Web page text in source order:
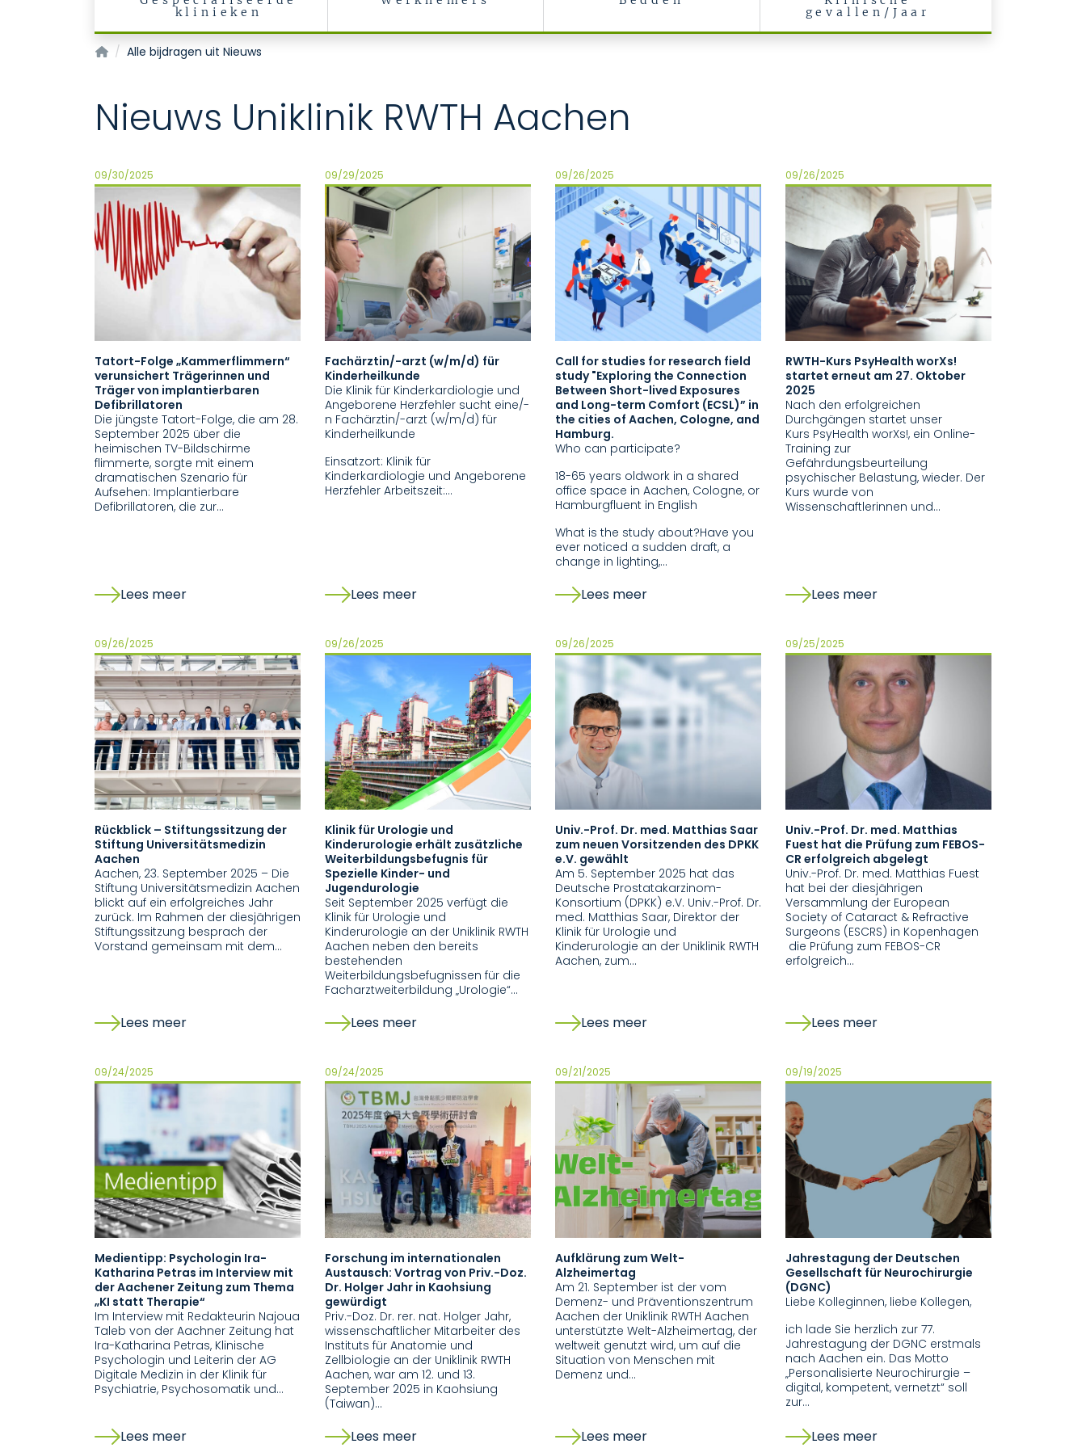
klinieken
gevallen/Jaar
Startpagina
Alle bijdragen uit Nieuws
Nieuws Uniklinik RWTH Aachen
09/30/2025
Tatort-Folge „Kammerflimmern“
verunsichert Trägerinnen und
Träger von implantierbaren
Defibrillatoren
Die jüngste Tatort-Folge, die am 28.
September 2025 über die
heimischen TV-Bildschirme
flimmerte, sorgte mit einem
dramatischen Szenario für
Aufsehen: Implantierbare
Defibrillatoren, die zur…
Lees meer
09/29/2025
Fachärztin/-arzt (w/m/d) für
Kinderheilkunde
Die Klinik für Kinderkardiologie und
Angeborene Herzfehler sucht eine/-
n Fachärztin/-arzt (w/m/d) für
Kinderheilkunde
Einsatzort: Klinik für
Kinderkardiologie und Angeborene
Herzfehler Arbeitszeit:…
Lees meer
09/26/2025
Call for studies for research field
study "Exploring the Connection
Between Short-lived Exposures
and Long-term Comfort (ECSL)” in
the cities of Aachen, Cologne, and
Hamburg.
Who can participate?
18-65 years oldwork in a shared
office space in Aachen, Cologne, or
Hamburgfluent in English
What is the study about?Have you
ever noticed a sudden draft, a
change in lighting,…
Lees meer
09/26/2025
RWTH-Kurs PsyHealth worXs!
startet erneut am 27. Oktober
2025
Nach den erfolgreichen
Durchgängen startet unser
Kurs PsyHealth worXs!, ein Online-
Training zur
Gefährdungsbeurteilung
psychischer Belastung, wieder. Der
Kurs wurde von
Wissenschaftlerinnen und…
Lees meer
09/26/2025
Rückblick – Stiftungssitzung der
Stiftung Universitätsmedizin
Aachen
Aachen, 23. September 2025 – Die
Stiftung Universitätsmedizin Aachen
blickt auf ein erfolgreiches Jahr
zurück. Im Rahmen der diesjährigen
Stiftungssitzung besprach der
Vorstand gemeinsam mit dem…
Lees meer
09/26/2025
Klinik für Urologie und
Kinderurologie erhält zusätzliche
Weiterbildungsbefugnis für
Spezielle Kinder- und
Jugendurologie
Seit September 2025 verfügt die
Klinik für Urologie und
Kinderurologie an der Uniklinik RWTH
Aachen neben den bereits
bestehenden
Weiterbildungsbefugnissen für die
Facharztweiterbildung „Urologie“…
Lees meer
09/26/2025
Univ.-Prof. Dr. med. Matthias Saar
zum neuen Vorsitzenden des DPKK
e.V. gewählt
Am 5. September 2025 hat das
Deutsche Prostatakarzinom-
Konsortium (DPKK) e.V. Univ.-Prof. Dr.
med. Matthias Saar, Direktor der
Klinik für Urologie und
Kinderurologie an der Uniklinik RWTH
Aachen, zum…
Lees meer
09/25/2025
Univ.-Prof. Dr. med. Matthias
Fuest hat die Prüfung zum FEBOS-
CR erfolgreich abgelegt
Univ.-Prof. Dr. med. Matthias Fuest
hat bei der diesjährigen
Versammlung der European
Society of Cataract & Refractive
Surgeons (ESCRS) in Kopenhagen
die Prüfung zum FEBOS-CR
erfolgreich…
Lees meer
09/24/2025
Medientipp: Psychologin Ira-
Katharina Petras im Interview mit
der Aachener Zeitung zum Thema
„KI statt Therapie“
Im Interview mit Redakteurin Najoua
Taleb von der Aachner Zeitung hat
Ira-Katharina Petras, Klinische
Psychologin und Leiterin der AG
Digitale Medizin in der Klinik für
Psychiatrie, Psychosomatik und…
Lees meer
09/24/2025
Forschung im internationalen
Austausch: Vortrag von Priv.-Doz.
Dr. Holger Jahr in Kaohsiung
gewürdigt
Priv.-Doz. Dr. rer. nat. Holger Jahr,
wissenschaftlicher Mitarbeiter des
Instituts für Anatomie und
Zellbiologie an der Uniklinik RWTH
Aachen, war am 12. und 13.
September 2025 in Kaohsiung
(Taiwan)…
Lees meer
09/21/2025
Aufklärung zum Welt-
Alzheimertag
Am 21. September ist der vom
Demenz- und Präventionszentrum
Aachen der Uniklinik RWTH Aachen
unterstützte Welt-Alzheimertag, der
weltweit genutzt wird, um auf die
Situation von Menschen mit
Demenz und…
Lees meer
09/19/2025
Jahrestagung der Deutschen
Gesellschaft für Neurochirurgie
(DGNC)
Liebe Kolleginnen, liebe Kollegen,
ich lade Sie herzlich zur 77.
Jahrestagung der DGNC erstmals
nach Aachen ein. Das Motto
„Personalisierte Neurochirurgie –
digital, kompetent, vernetzt“ soll
zur…
Lees meer